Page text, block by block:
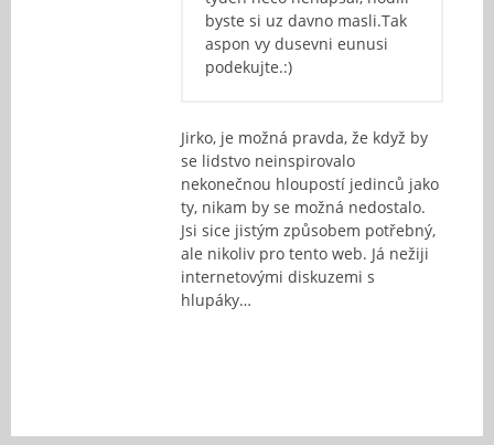
byste si uz davno masli.Tak
aspon vy dusevni eunusi
podekujte.:)
Jirko, je možná pravda, že když by
se lidstvo neinspirovalo
nekonečnou hloupostí jedinců jako
ty, nikam by se možná nedostalo.
Jsi sice jistým způsobem potřebný,
ale nikoliv pro tento web. Já nežiji
internetovými diskuzemi s
hlupáky…